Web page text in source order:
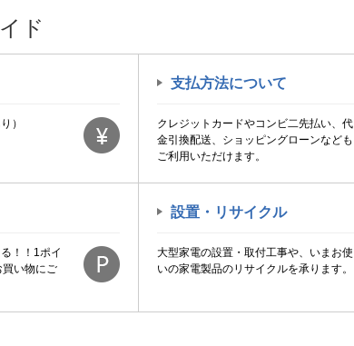
ド
）
支払方法について
クレジットカードやコンビ二先払い、代
金引換配送、ショッピングローンなども
ご利用いただけます。
！！1ポイ
い物にご
設置・リサイクル
大型家電の設置・取付工事や、いまお使
いの家電製品のリサイクルを承ります。